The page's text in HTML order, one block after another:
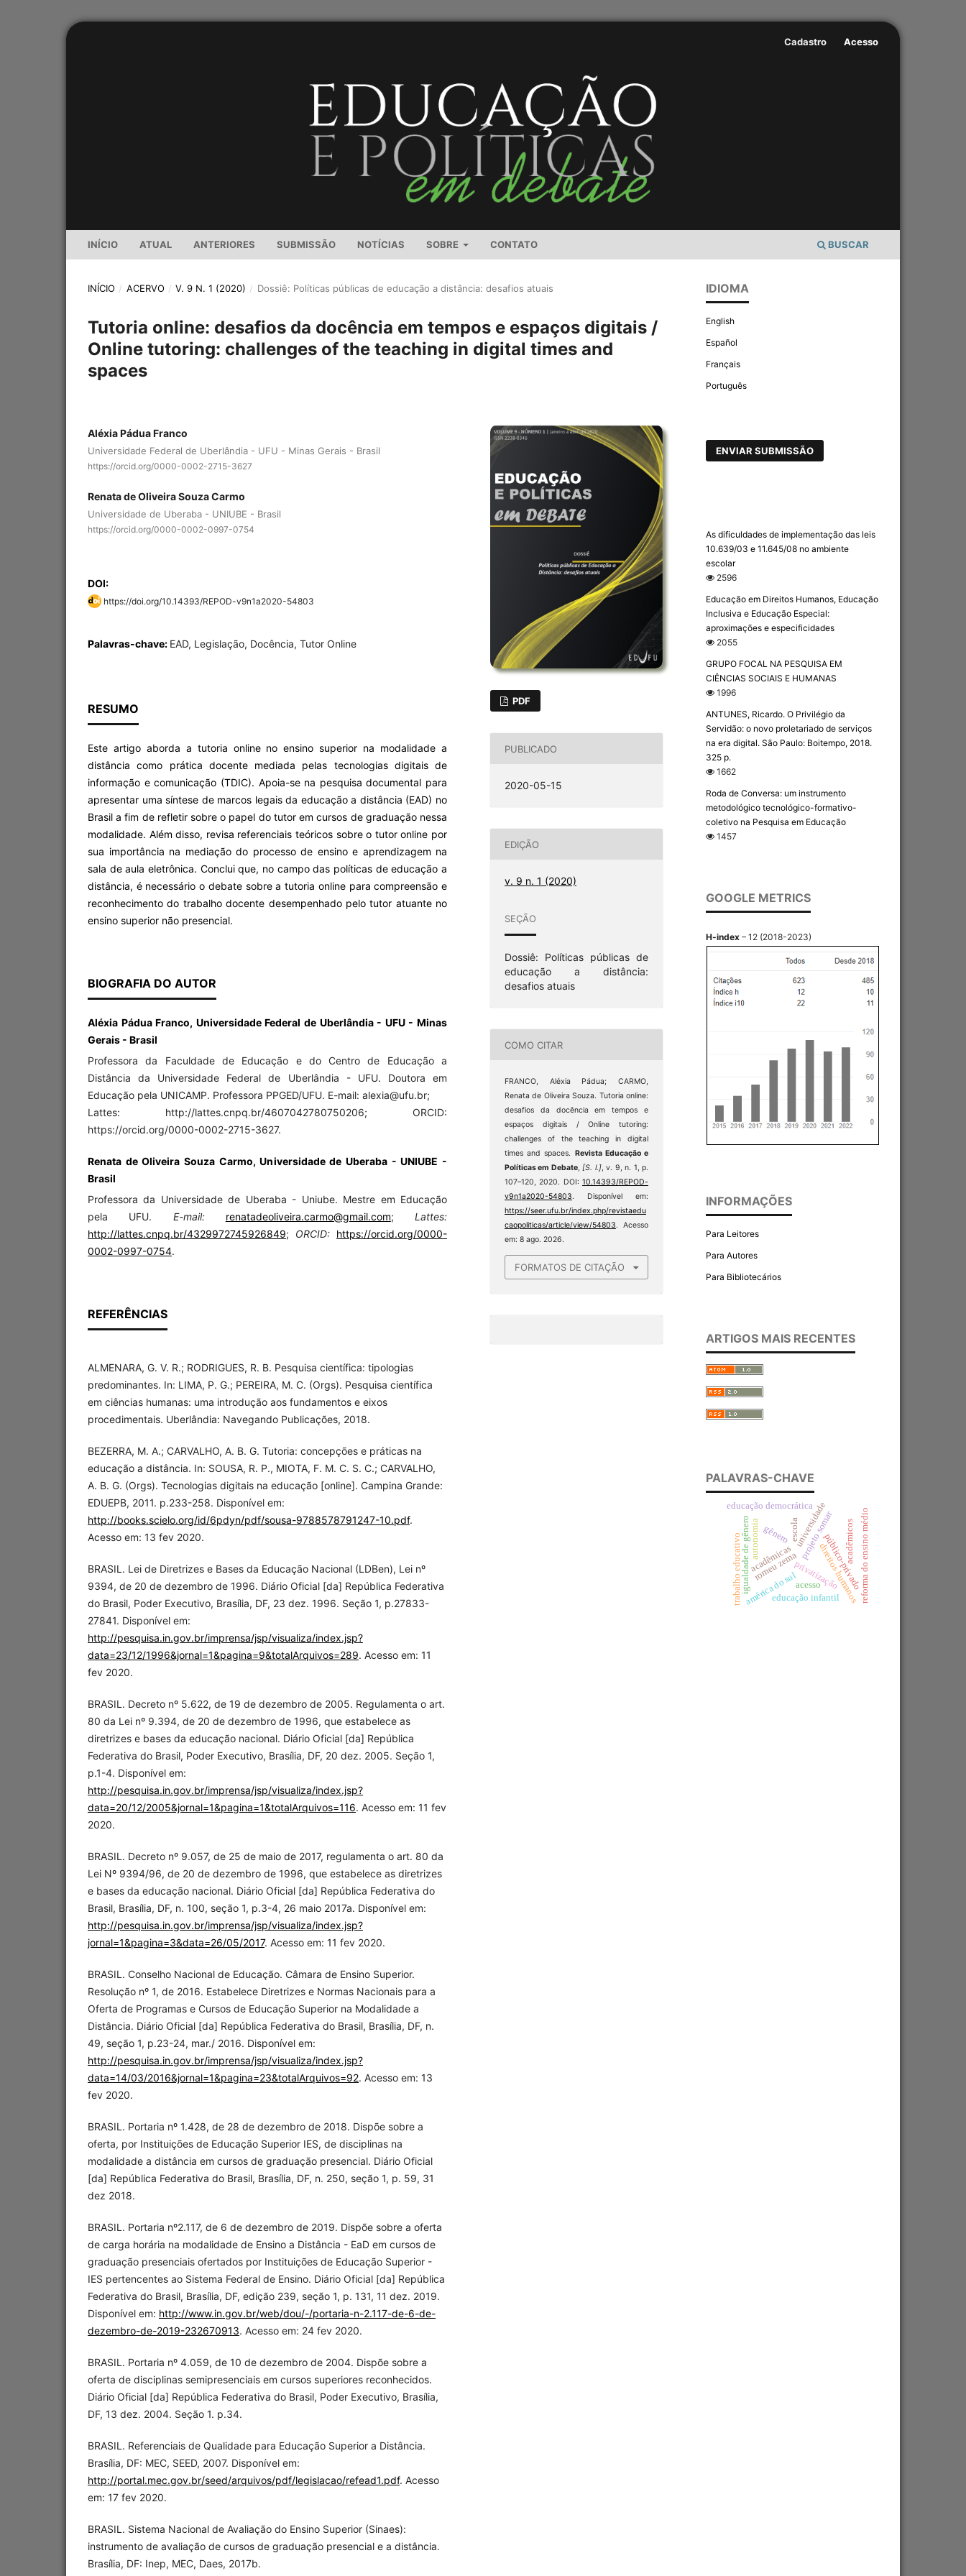
INÍCIO ATUAL ANTERIORES SUBMISSÃO NOTÍCIAS SOBRE CONTATO BUSCAR
Cadastro Acesso
INÍCIO / ACERVO / V. 9 N. 1 (2020) / Dossiê: Políticas públicas de educação a distância: desafios atuais
Tutoria online: desafios da docência em tempos e espaços digitais /
Online tutoring: challenges of the teaching in digital times and
spaces
Aléxia Pádua Franco
Universidade Federal de Uberlândia - UFU - Minas Gerais - Brasil
https://orcid.org/0000-0002-2715-3627
Renata de Oliveira Souza Carmo
Universidade de Uberaba - UNIUBE - Brasil
https://orcid.org/0000-0002-0997-0754
DOI:
https://doi.org/10.14393/REPOD-v9n1a2020-54803
Palavras-chave: EAD, Legislação, Docência, Tutor Online
RESUMO
Este artigo aborda a tutoria online no ensino superior na modalidade a
distância como prática docente mediada pelas tecnologias digitais de
informação e comunicação (TDIC). Apoia-se na pesquisa documental para
apresentar uma síntese de marcos legais da educação a distância (EAD) no
Brasil a fim de refletir sobre o papel do tutor em cursos de graduação nessa
modalidade. Além disso, revisa referenciais teóricos sobre o tutor online por
sua importância na mediação do processo de ensino e aprendizagem na
sala de aula eletrônica. Conclui que, no campo das políticas de educação a
distância, é necessário o debate sobre a tutoria online para compreensão e
reconhecimento do trabalho docente desempenhado pelo tutor atuante no
ensino superior não presencial.
BIOGRAFIA DO AUTOR
Aléxia Pádua Franco, Universidade Federal de Uberlândia - UFU - Minas
Gerais - Brasil
Professora da Faculdade de Educação e do Centro de Educação a
Distância da Universidade Federal de Uberlândia - UFU. Doutora em
Educação pela UNICAMP. Professora PPGED/UFU. E-mail: alexia@ufu.br;
Lattes: http://lattes.cnpq.br/4607042780750206; ORCID:
https://orcid.org/0000-0002-2715-3627.
Renata de Oliveira Souza Carmo, Universidade de Uberaba - UNIUBE -
Brasil
Professora da Universidade de Uberaba - Uniube. Mestre em Educação
pela UFU. E-mail: renatadeoliveira.carmo@gmail.com; Lattes:
http://lattes.cnpq.br/4329972745926849; ORCID: https://orcid.org/0000-
0002-0997-0754.
REFERÊNCIAS
ALMENARA, G. V. R.; RODRIGUES, R. B. Pesquisa científica: tipologias
predominantes. In: LIMA, P. G.; PEREIRA, M. C. (Orgs). Pesquisa científica
em ciências humanas: uma introdução aos fundamentos e eixos
procedimentais. Uberlândia: Navegando Publicações, 2018.
BEZERRA, M. A.; CARVALHO, A. B. G. Tutoria: concepções e práticas na
educação a distância. In: SOUSA, R. P., MIOTA, F. M. C. S. C.; CARVALHO,
A. B. G. (Orgs). Tecnologias digitais na educação [online]. Campina Grande:
EDUEPB, 2011. p.233-258. Disponível em:
http://books.scielo.org/id/6pdyn/pdf/sousa-9788578791247-10.pdf.
Acesso em: 13 fev 2020.
BRASIL. Lei de Diretrizes e Bases da Educação Nacional (LDBen), Lei nº
9394, de 20 de dezembro de 1996. Diário Oficial [da] República Federativa
do Brasil, Poder Executivo, Brasília, DF, 23 dez. 1996. Seção 1, p.27833-
27841. Disponível em:
http://pesquisa.in.gov.br/imprensa/jsp/visualiza/index.jsp?
data=23/12/1996&jornal=1&pagina=9&totalArquivos=289. Acesso em: 11
fev 2020.
BRASIL. Decreto nº 5.622, de 19 de dezembro de 2005. Regulamenta o art.
80 da Lei nº 9.394, de 20 de dezembro de 1996, que estabelece as
diretrizes e bases da educação nacional. Diário Oficial [da] República
Federativa do Brasil, Poder Executivo, Brasília, DF, 20 dez. 2005. Seção 1,
p.1-4. Disponível em:
http://pesquisa.in.gov.br/imprensa/jsp/visualiza/index.jsp?
data=20/12/2005&jornal=1&pagina=1&totalArquivos=116. Acesso em: 11 fev
2020.
BRASIL. Decreto nº 9.057, de 25 de maio de 2017, regulamenta o art. 80 da
Lei Nº 9394/96, de 20 de dezembro de 1996, que estabelece as diretrizes
e bases da educação nacional. Diário Oficial [da] República Federativa do
Brasil, Brasília, DF, n. 100, seção 1, p.3-4, 26 maio 2017a. Disponível em:
http://pesquisa.in.gov.br/imprensa/jsp/visualiza/index.jsp?
jornal=1&pagina=3&data=26/05/2017. Acesso em: 11 fev 2020.
BRASIL. Conselho Nacional de Educação. Câmara de Ensino Superior.
Resolução nº 1, de 2016. Estabelece Diretrizes e Normas Nacionais para a
Oferta de Programas e Cursos de Educação Superior na Modalidade a
Distância. Diário Oficial [da] República Federativa do Brasil, Brasília, DF, n.
49, seção 1, p.23-24, mar./ 2016. Disponível em:
http://pesquisa.in.gov.br/imprensa/jsp/visualiza/index.jsp?
data=14/03/2016&jornal=1&pagina=23&totalArquivos=92. Acesso em: 13
fev 2020.
BRASIL. Portaria nº 1.428, de 28 de dezembro de 2018. Dispõe sobre a
oferta, por Instituições de Educação Superior IES, de disciplinas na
modalidade a distância em cursos de graduação presencial. Diário Oficial
[da] República Federativa do Brasil, Brasília, DF, n. 250, seção 1, p. 59, 31
dez 2018.
BRASIL. Portaria nº2.117, de 6 de dezembro de 2019. Dispõe sobre a oferta
de carga horária na modalidade de Ensino a Distância - EaD em cursos de
graduação presenciais ofertados por Instituições de Educação Superior -
IES pertencentes ao Sistema Federal de Ensino. Diário Oficial [da] República
Federativa do Brasil, Brasília, DF, edição 239, seção 1, p. 131, 11 dez. 2019.
Disponível em: http://www.in.gov.br/web/dou/-/portaria-n-2.117-de-6-de-
dezembro-de-2019-232670913. Acesso em: 24 fev 2020.
BRASIL. Portaria nº 4.059, de 10 de dezembro de 2004. Dispõe sobre a
oferta de disciplinas semipresenciais em cursos superiores reconhecidos.
Diário Oficial [da] República Federativa do Brasil, Poder Executivo, Brasília,
DF, 13 dez. 2004. Seção 1. p.34.
BRASIL. Referenciais de Qualidade para Educação Superior a Distância.
Brasília, DF: MEC, SEED, 2007. Disponível em:
http://portal.mec.gov.br/seed/arquivos/pdf/legislacao/refead1.pdf. Acesso
em: 17 fev 2020.
BRASIL. Sistema Nacional de Avaliação do Ensino Superior (Sinaes):
instrumento de avaliação de cursos de graduação presencial e a distância.
Brasília, DF: Inep, MEC, Daes, 2017b.
PDF
PUBLICADO
2020-05-15
EDIÇÃO
v. 9 n. 1 (2020)
SEÇÃO
Dossiê: Políticas públicas de
educação a distância:
desafios atuais
COMO CITAR
FRANCO, Aléxia Pádua; CARMO,
Renata de Oliveira Souza. Tutoria online:
desafios da docência em tempos e
espaços digitais / Online tutoring:
challenges of the teaching in digital
times and spaces. Revista Educação e
Políticas em Debate,[S. l.], v. 9, n. 1, p.
107–120, 2020. DOI: 10.14393/REPOD-
v9n1a2020-54803. Disponível em:
https://seer.ufu.br/index.php/revistaedu
caopoliticas/article/view/54803. Acesso
em: 8 ago. 2026.
FORMATOS DE CITAÇÃO
IDIOMA
English
Español
Français
Português
ENVIAR SUBMISSÃO
As dificuldades de implementação das leis
10.639/03 e 11.645/08 no ambiente
escolar
2596
Educação em Direitos Humanos, Educação
Inclusiva e Educação Especial:
aproximações e especificidades
2055
GRUPO FOCAL NA PESQUISA EM
CIÊNCIAS SOCIAIS E HUMANAS
1996
ANTUNES, Ricardo. O Privilégio da
Servidão: o novo proletariado de serviços
na era digital. São Paulo: Boitempo, 2018.
325 p.
1662
Roda de Conversa: um instrumento
metodológico tecnológico-formativo-
coletivo na Pesquisa em Educação
1457
GOOGLE METRICS
H-index – 12 (2018-2023)
INFORMAÇÕES
Para Leitores
Para Autores
Para Bibliotecários
ARTIGOS MAIS RECENTES
PALAVRAS-CHAVE
privatização
projeto somarpúblico-privado
romeu zema
igualdade de gênero acadêmicos
acadêmicas
universidade
gênero
acesso
américa do sul direitos humanos
educação democrática
escola
trabalho educativoautonomia
educação infantil reforma do ensino médio